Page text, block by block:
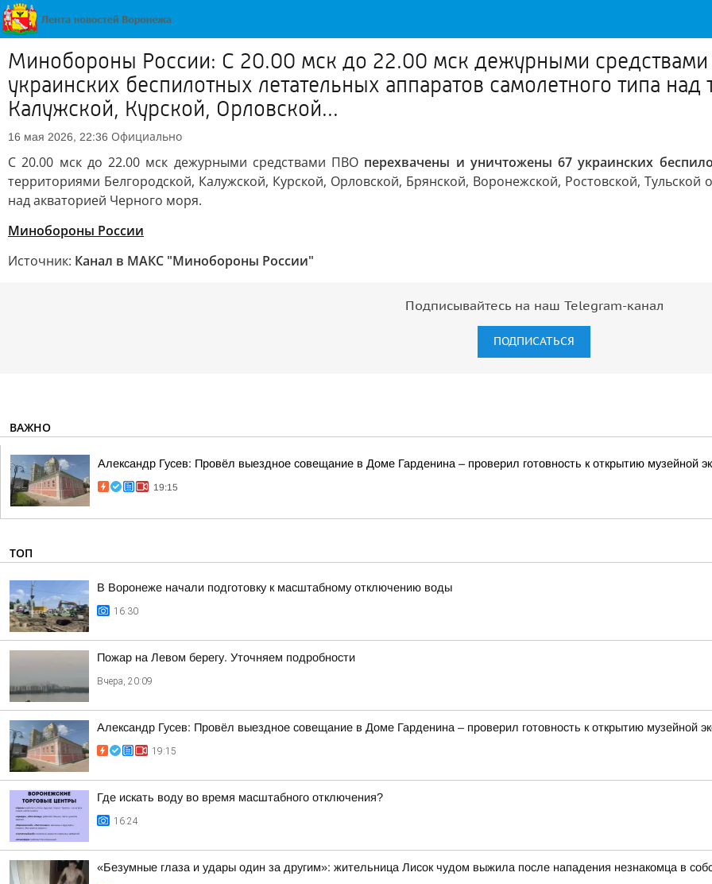
Минобороны России: С 20.00 мск до 22.00 мск дежурными
украинских беспилотных летательных аппаратов самолетного типа
Калужской, Курской, Орловской...
16 мая 2026, 22:36 Официально
С 20.00 мск до 22.00 мск дежурными средствами ПВО перехвачены и уничтожены 67 украинских
территориями Белгородской, Калужской, Курской, Орловской, Брянской, Воронежской, Ростовской, Тульской
над акваторией Черного моря.
Минобороны России
Источник: Канал в МАКС "Минобороны России"
Подписывайтесь на наш Telegram-канал
ПОДПИСАТЬСЯ
ВАЖНО
Александр Гусев: Провёл выездное совещание в Доме Гарденина – проверил готовность к открытию музейной
19:15
ТОП
В Воронеже начали подготовку к масштабному отключению воды
16:30
Пожар на Левом берегу. Уточняем подробности
Вчера, 20:09
Александр Гусев: Провёл выездное совещание в Доме Гарденина – проверил готовность к открытию музейной
19:15
Где искать воду во время масштабного отключения?
16:24
«Безумные глаза и удары один за другим»: жительница Лисок чудом выжила после нападения незнакомца в